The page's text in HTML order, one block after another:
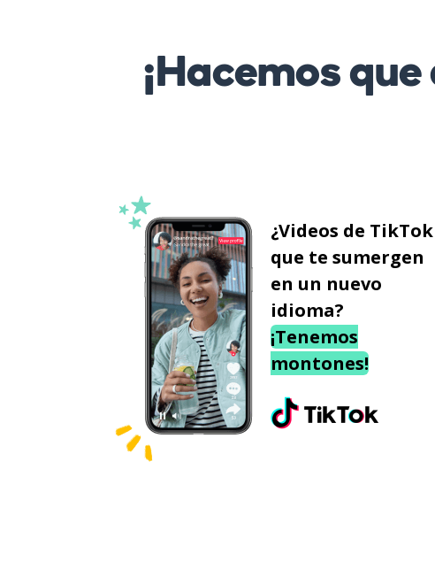
¡Hacemos
¿Videos de TikTok
que te sumergen
en un nuevo
idioma?
¡Tenemos
montones!